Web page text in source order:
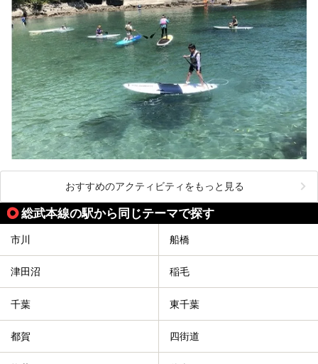
おすすめのアクティビティをもっと見る
総武本線の駅から同じテーマで探す
市川 船橋
津田沼 稲毛
千葉 東千葉
都賀 四街道